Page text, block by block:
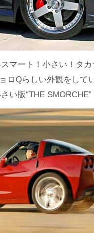
マート！小さい！タ
ロQらしい外観をして
い版“THE SMORCHE”